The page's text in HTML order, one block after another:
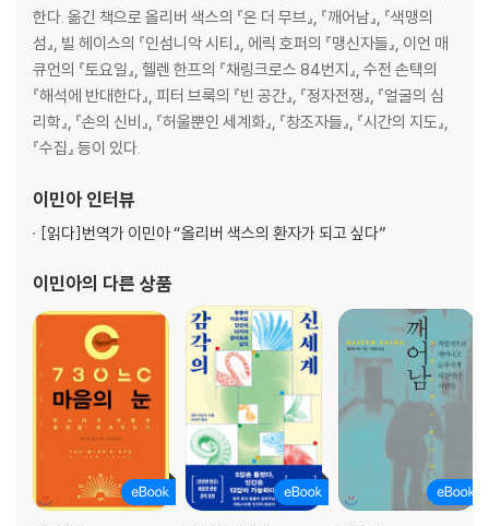
한다. 옮긴 책으로 올리버 색스의 『온 더 무브』, 『깨어남』, 『색맹의
섬』, 빌 헤이스의 『인섬니악 시티』, 에릭 호퍼의 『맹신자들』, 이언 매
큐언의 『토요일』, 헬렌 한프의 『채링크로스 84번지』, 수전 손택의
『해석에 반대한다』, 피터 브룩의 『빈 공간』, 『정자전쟁』, 『얼굴의 심
리학』, 『손의 신비』, 『허울뿐인 세계화』, 『창조자들』, 『시간의 지도』,
『수집』 등이 있다.
이민아인터뷰
[읽다]번역가 이민아 “올리버 색스의 환자가 되고 싶다”
이민아의 다른 상품